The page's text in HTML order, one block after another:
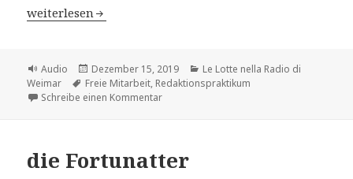
Le Lotte nella Radio di Weimar – Kap.4 Patricia
weiterlesen
Format
Audio
Veröffentlicht
am
Dezember 15, 2019 Kategorien
Le Lotte nella Radio di
Weimar
Schlagwörter
Freie Mitarbeit, Redaktionspraktikum
Schreibe einen Kommentarzu Le Lotte nella Radio di Weimar – Kap.4
die Fortunatter